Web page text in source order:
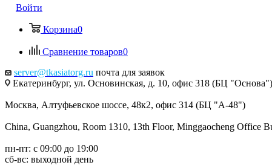
Войти
Корзина0
Сравнение товаров0
server@tkasiatorg.ru почта для заявок
Екатеринбург, ул. Основинская, д. 10, офис 318 (БЦ "Основа")
Москва, Алтуфьевское шоссе, 48к2, офис 314 (БЦ "А-48")
China, Guangzhou, Room 1310, 13th Floor, Minggaocheng Office
пн-пт: с 09:00 до 19:00
сб-вс: выходной день